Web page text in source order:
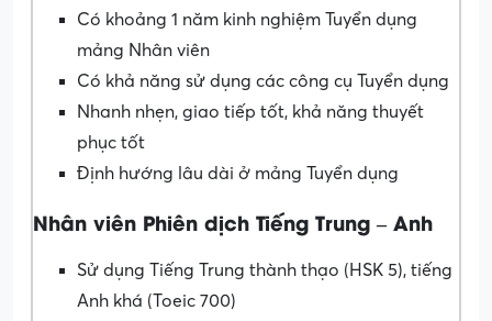
Có khoảng 1 năm kinh nghiệm Tuyển dụng
mảng Nhân viên
Có khả năng sử dụng các công cụ Tuyển dụng
Nhanh nhẹn, giao tiếp tốt, khả năng thuyết
phục tốt
Định hướng lâu dài ở mảng Tuyển dụng
Nhân viên Phiên dịch Tiếng Trung – Anh
Sử dụng Tiếng Trung thành thạo (HSK 5), tiếng
Anh khá (Toeic 700)